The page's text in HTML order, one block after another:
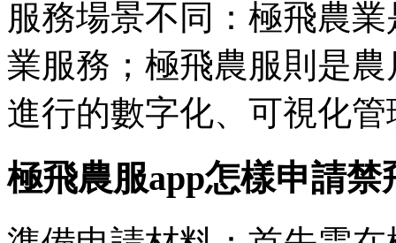
服務場景不同：極飛農
業服務；極飛農服則是
進行的數字化、可視化
極飛農服app怎樣申請禁